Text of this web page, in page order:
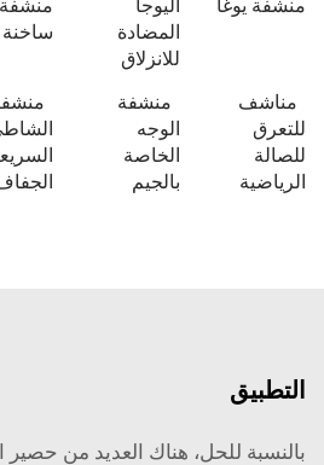
منشفة يوغا
اليوجا
المضادة
للانزلاق
منشفة
ساخنة
مناشف
للتعرق
للصالة
الرياضية
منشفة
الوجه
الخاصة
بالجيم
التطبيق
بالنسبة للحل، هناك العديد من حصير